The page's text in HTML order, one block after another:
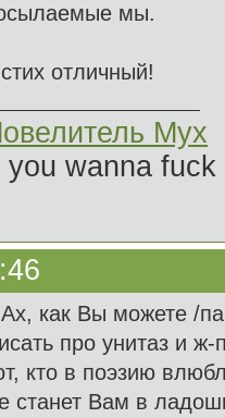
мы.
отличный!
Мух
you wanna
как Вы можете /
про унитаз и ж-
кто в поэзию
станет Вам в